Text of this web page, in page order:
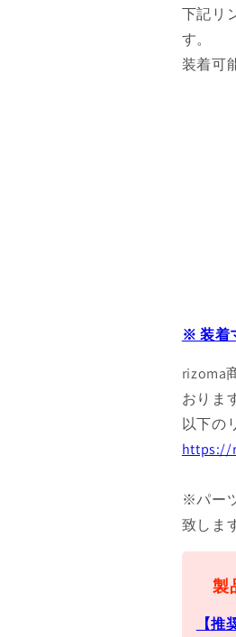
下記リ
す。
装着可
※ 装着
rizoma
おりま
以下の
https://
※パー
致しま
製
【